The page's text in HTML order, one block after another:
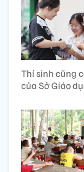
Thí sinh cũng
của Sở Giáo